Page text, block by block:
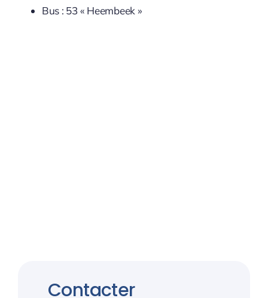
Bus : 53 « Heembeek »
Contacter